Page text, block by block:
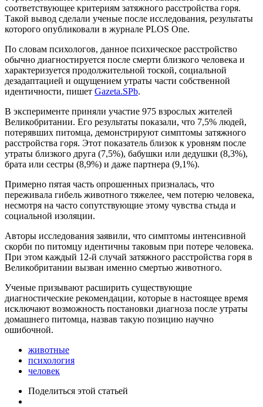
соответствующее критериям затяжного расстройства горя.
Такой вывод сделали ученые после исследования, результаты
которого опубликовали в журнале PLOS One.
По словам психологов, данное психическое расстройство
обычно диагностируется после смерти близкого человека и
характеризуется продолжительной тоской, социальной
дезадаптацией и ощущением утраты части собственной
идентичности, пишет Gazeta.SPb.
В эксперименте приняли участие 975 взрослых жителей
Великобритании. Его результаты показали, что 7,5% людей,
потерявших питомца, демонстрируют симптомы затяжного
расстройства горя. Этот показатель близок к уровням после
утраты близкого друга (7,5%), бабушки или дедушки (8,3%),
брата или сестры (8,9%) и даже партнера (9,1%).
Примерно пятая часть опрошенных призналась, что
переживала гибель животного тяжелее, чем потерю человека,
несмотря на часто сопутствующие этому чувства стыда и
социальной изоляции.
Авторы исследования заявили, что симптомы интенсивной
скорби по питомцу идентичны таковым при потере человека.
При этом каждый 12-й случай затяжного расстройства горя в
Великобритании вызван именно смертью животного.
Ученые призывают расширить существующие
диагностические рекомендации, которые в настоящее время
исключают возможность постановки диагноза после утраты
домашнего питомца, назвав такую позицию научно
ошибочной.
животные
психология
человек
Поделиться этой статьей